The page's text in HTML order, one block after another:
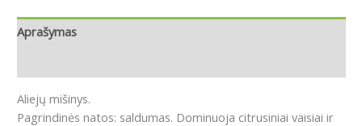
Aprašymas
Aliejų mišinys.
Pagrindinės natos: saldumas. Dominuoja citrusiniai vaisiai ir